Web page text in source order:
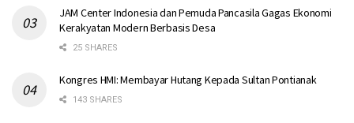
JAM Center Indonesia dan Pemuda Pancasila Gagas Ekonomi
Kerakyatan Modern Berbasis Desa
25 SHARES
Kongres HMI: Membayar Hutang Kepada Sultan Pontianak
143 SHARES